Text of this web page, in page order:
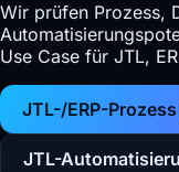
Wir prüfen Prozess,
Use Case für JTL,
JTL-/ERP-
JTL-